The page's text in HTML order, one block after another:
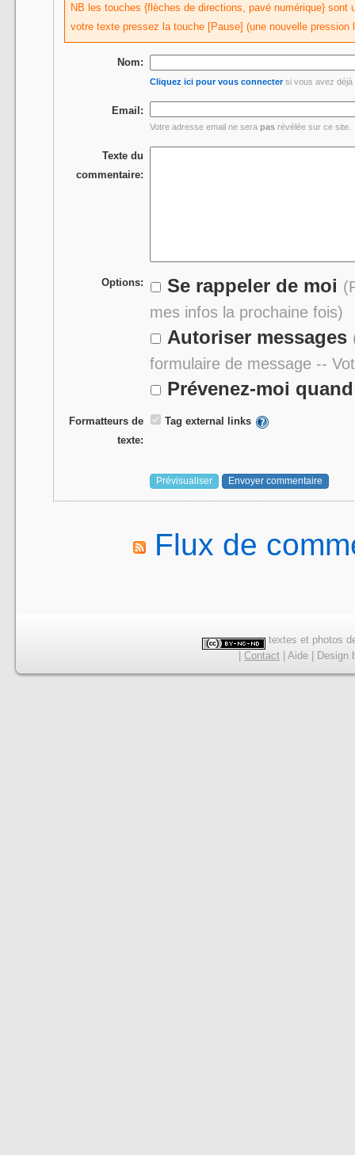
NB les touches {flèches de directions, pavé numérique}
votre texte pressez la touche [Pause] (une nouvelle pression
Nom:
Cliquez ici pour vous connectersi vous avez déjà
Email:
Votre adresse email ne serapas révélée sur ce site.
Texte du
commentaire:
Options: Se rappeler de moi
mes infos la prochaine fois)
Autoriser messages
formulaire de message --
Prévenez-moi
Formatteurs de
texte:
Tag external links
Flux de
textes et photos
Contact Aide Design